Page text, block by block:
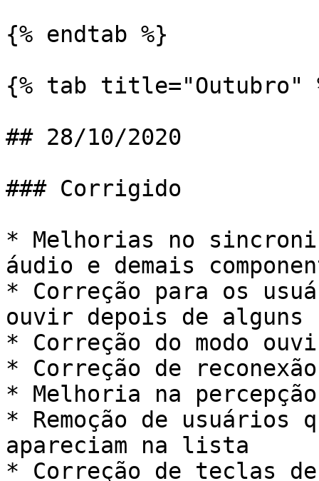
{% endtab %}
{% tab title="Outubro"
## 28/10/2020
### Corrigido
* Melhorias no
áudio e demais
* Correção para os
ouvir depois de alguns
* Correção do modo
* Correção de
* Melhoria na
* Remoção de usuários
apareciam na lista
* Correção de teclas